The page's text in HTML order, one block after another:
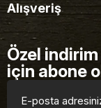
Alışveriş
Özel indirim
için abone